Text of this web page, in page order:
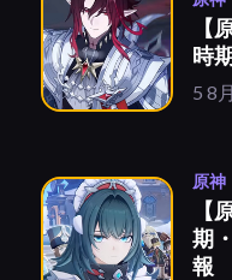
【
時
5 8
原神
【
期
報